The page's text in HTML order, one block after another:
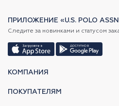
КОМПАНИЯ
ПОКУПАТЕЛЯМ
ПРИЛОЖЕНИЕ «U.S. POLO
Следите за новинками и статусом